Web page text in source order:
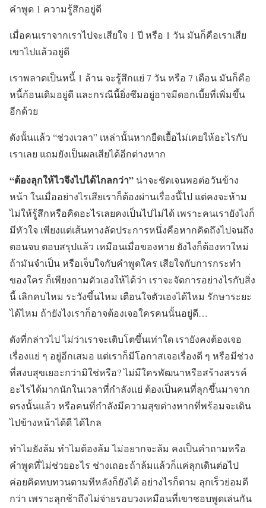
คำพูด 1 ความรู้สึกอยู่ดี
เมื่อคนเราจากเราไปจะเสียใจ 1 ปี หรือ 1 วัน มันก็คือเราเสีย
เขาไปแล้วอยู่ดี
เราพลาดเป็นหนี้ 1 ล้าน จะรู้สึกแย่ 7 วัน หรือ 7 เดือน มันก็คือ
หนี้ก้อนเดิมอยู่ดี และกรณีนี้ยิ่งซึมอยู่อาจมีดอกเบี้ยที่เพิ่มขึ้น
อีกด้วย
ดังนั้นแล้ว “ช่วงเวลา” เหล่านั้นหากยืดเยื้อไม่เคยให้อะไรกับ
เราเลย แถมยังเป็นผลเสียได้อีกต่างหาก
“ต้องลุกให้ไวจึงไปได้ไกลกว่า” น่าจะชัดเจนพอต่อวันข้าง
หน้า ในเมื่ออย่างไรเสียเราก็ต้องผ่านเรื่องนี้ไป แต่คงจะห้าม
ไม่ให้รู้สึกหรือคิดอะไรเลยคงเป็นไปไม่ได้ เพราะคนเรายังไงก็
มีหัวใจ เพียงแต่เส้นทางลัดประการหนึ่งคือหากคิดถึงไปจนถึง
ตอนจบ ตอบสรุปแล้ว เหมือนเมื่อของหาย ยังไงก็ต้องหาใหม่
ถ้ามันจำเป็น หรือเจ็บใจกับคำพูดใคร เสียใจกับการกระทำ
ของใคร ก็เพียงถามตัวเองให้ได้ว่า เราจะจัดการอย่างไรกับสิ่ง
นี้ เลิกคบไหม ระวังขึ้นไหม เตือนใจตัวเองได้ไหม รักษาระยะ
ได้ไหม ถ้ายังไงเราก็อาจต้องเจอใครคนนั้นอยู่ดี…
ดังที่กล่าวไป ไม่ว่าเราจะเติบโตขึ้นเท่าใด เรายังคงต้องเจอ
เรื่องแย่ ๆ อยู่อีกเสมอ แต่เราก็มีโอกาสเจอเรื่องดี ๆ หรือมีช่วง
ที่สงบสุขเยอะกว่ามิใช่หรือ? ไม่มีใครพัฒนาหรือสร้างสรรค์
อะไรได้มากนักในเวลาที่กำลังแย่ ต้องเป็นคนที่ลุกขึ้นมาจาก
ตรงนั้นแล้ว หรือคนที่กำลังมีความสุขต่างหากที่พร้อมจะเดิน
ไปข้างหน้าได้ดี ได้ไกล
ทำไมยังล้ม ทำไมต้องล้ม ไม่อยากจะล้ม คงเป็นคำถามหรือ
คำพูดที่ไม่ช่วยอะไร ช่างเถอะถ้าล้มแล้วก็แค่ลุกเดินต่อไป
ค่อยคิดทบทวนตามทีหลังก็ยังได้ อย่างไรก็ตาม ลุกเร็วย่อมดี
กว่า เพราะลุกช้าถึงไม่จ่ายรอบวงเหมือนที่เขาชอบพูดเล่นกัน